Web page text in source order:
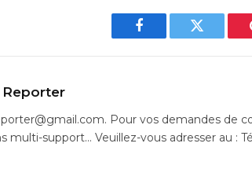
Facebook Twitter
Reporter
Pour vos demandes de
multi-support… Veuillez-vous adresser au :